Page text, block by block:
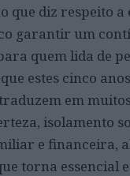
que diz respeito a
garantir um
quem lida de
estes cinco
em
isolamento
e financeira,
torna essencial